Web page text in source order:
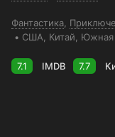
Фантастика
США , Китай ,
7.1 IMDB 7.7